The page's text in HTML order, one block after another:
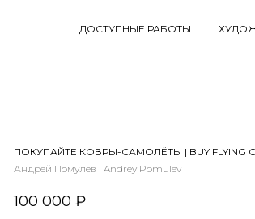
ДОСТУПНЫЕ РАБОТЫ
ПОКУПАЙТЕ КОВРЫ-САМОЛЁТЫ | BUY FLYING
Андрей Помулев | Andrey Pomulev
100 000 ₽